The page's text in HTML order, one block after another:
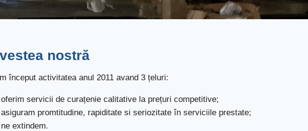
nostră
început activitatea anul 2011 avand 3 țeluri:
servicii de curațenie calitative la prețuri competitive;
promtitudine, rapiditate si seriozitate în serviciile prestate;
extindem.